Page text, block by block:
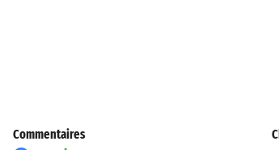
Commentaires